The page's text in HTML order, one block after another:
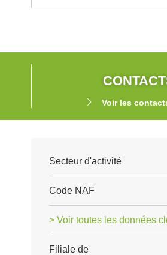
Voir les
Secteur d'activité
Code NAF
> Voir toutes les données
Filiale de